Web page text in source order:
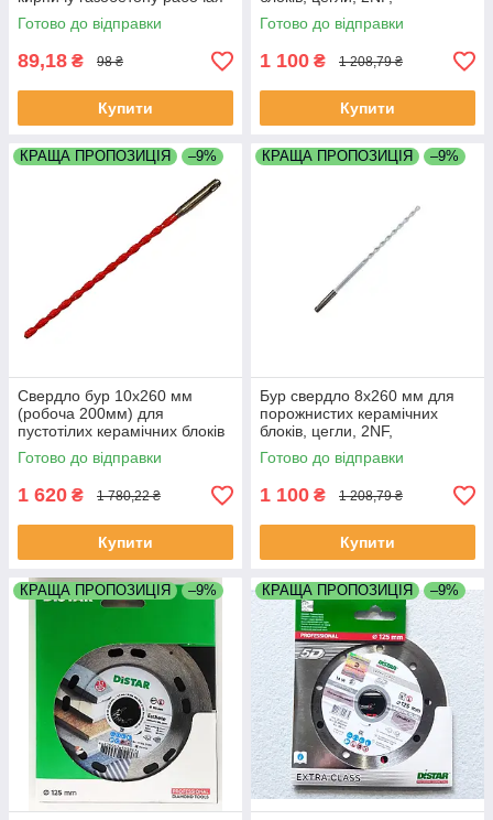
длина 50 мм Werk (ВЕРК)
Готово до відправки
89,18 ₴ 98 ₴
Купити
керамзитобетону,
керамкомфорт
Готово до відправки
1 100 ₴ 1 208,79 ₴
Купити
КРАЩА ПРОПОЗИЦІЯ –9%
Свердло бур 10х260 мм
(робоча 200мм) для
пустотілих керамічних блоків
цегли 2NF Кератерм
Поротерм газобетону EJOT
Готово до відправки
1 620 ₴ 1 780,22 ₴
Купити
КРАЩА ПРОПОЗИЦІЯ –9%
Бур свердло 8х260 мм для
порожнистих керамічних
блоків, цегли, 2NF,
керамзитобетону,
керамкомфорт
Готово до відправки
1 100 ₴ 1 208,79 ₴
Купити
КРАЩА ПРОПОЗИЦІЯ –9% КРАЩА ПРОПОЗИЦІЯ –9%